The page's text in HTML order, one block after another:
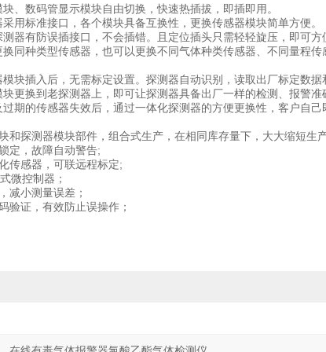
数码管显示模块自由切换，快速热插拔，即插即用。
标准接口，各个模块具备互换性，更换传感器模块简单方便。
有防误插接口，不会插错。且定位插头只需轻轻旋压，即可方
种类型传感器，也可以更换不同气体种类传感器、不同量程传
插入后，无需标定设置。探测器自动识别，读取出厂标定数据
换到老探测器上，即可让探测器具备出厂一样的检测、报警准
的传感器失效后，通过一体化探测器的方便更换性，客户自己
测器模块部件，组合式生产，在相同库存量下，大大缩短生产
，故障自动警告;
感器，可联远程标定;
控制器；
小测量误差；
证，有效防止误操作；